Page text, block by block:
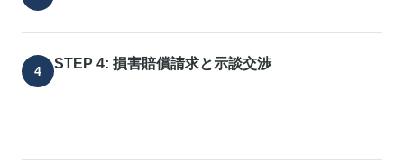
STEP 4: 損害賠償請求と示談交渉